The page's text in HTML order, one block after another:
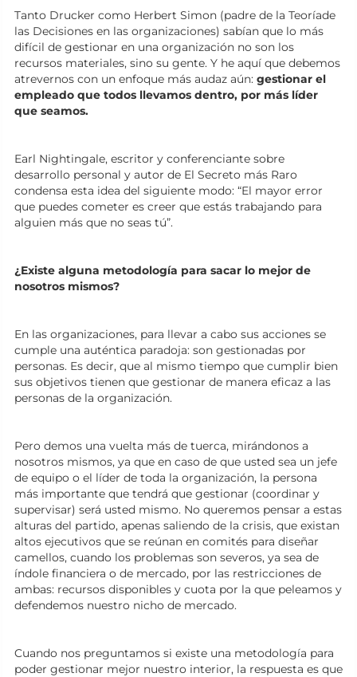
Tanto Drucker como Herbert Simon (padre de la Teoríade
las Decisiones en las organizaciones) sabían que lo más
difícil de gestionar en una organización no son los
recursos materiales, sino su gente. Y he aquí que debemos
atrevernos con un enfoque más audaz aún: gestionar el
empleado que todos llevamos dentro, por más líder
que seamos.
Earl Nightingale, escritor y conferenciante sobre
desarrollo personal y autor de El Secreto más Raro
condensa esta idea del siguiente modo: “El mayor error
que puedes cometer es creer que estás trabajando para
alguien más que no seas tú”.
¿Existe alguna metodología para sacar lo mejor de
nosotros mismos?
En las organizaciones, para llevar a cabo sus acciones se
cumple una auténtica paradoja: son gestionadas por
personas. Es decir, que al mismo tiempo que cumplir bien
sus objetivos tienen que gestionar de manera eficaz a las
personas de la organización.
Pero demos una vuelta más de tuerca, mirándonos a
nosotros mismos, ya que en caso de que usted sea un jefe
de equipo o el líder de toda la organización, la persona
más importante que tendrá que gestionar (coordinar y
supervisar) será usted mismo. No queremos pensar a estas
alturas del partido, apenas saliendo de la crisis, que existan
altos ejecutivos que se reúnan en comités para diseñar
camellos, cuando los problemas son severos, ya sea de
índole financiera o de mercado, por las restricciones de
ambas: recursos disponibles y cuota por la que peleamos y
defendemos nuestro nicho de mercado.
Cuando nos preguntamos si existe una metodología para
poder gestionar mejor nuestro interior, la respuesta es que